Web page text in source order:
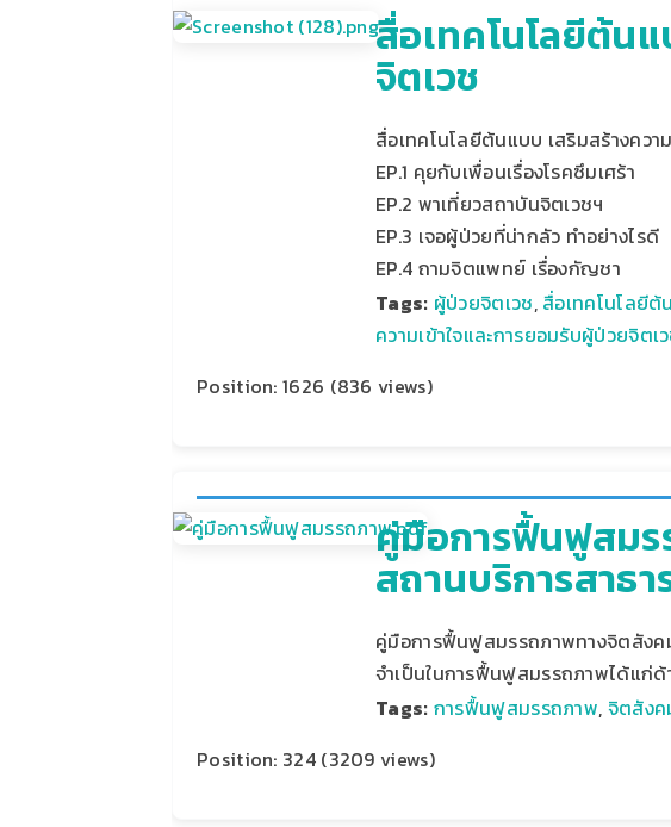
สื่อเทคโนโลยีต้น
จิตเวช
สื่อเทคโนโลยีต้นแบบ เสริมสร้างคว
EP.1 คุยกับเพื่อนเรื่องโรคซึมเศร้า
EP.2 พาเที่ยวสถาบันจิตเวชฯ
EP.3 เจอผู้ป่วยที่น่ากลัว ทำอย่างไรดี
EP.4 ถามจิตแพทย์ เรื่องกัญชา
Tags: ผู้ป่วยจิตเวช, สื่อเทคโนโลยีต้
ความเข้าใจและการยอมรับผู้ป่วยจิตเ
Position:1626 (836 views)
คู่มือการฟื้นฟูสมร
สถานบริการสาธ
คู่มือการฟื้นฟูสมรรถภาพทางจิตสังค
จำเป็นในการฟื้นฟูสมรรถภาพได้แก่
Tags: การฟื้นฟูสมรรถภาพ, จิตสังค
Position: 324(3209 views)